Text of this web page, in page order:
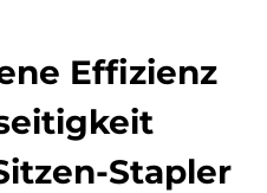
Effizienz
Stapler